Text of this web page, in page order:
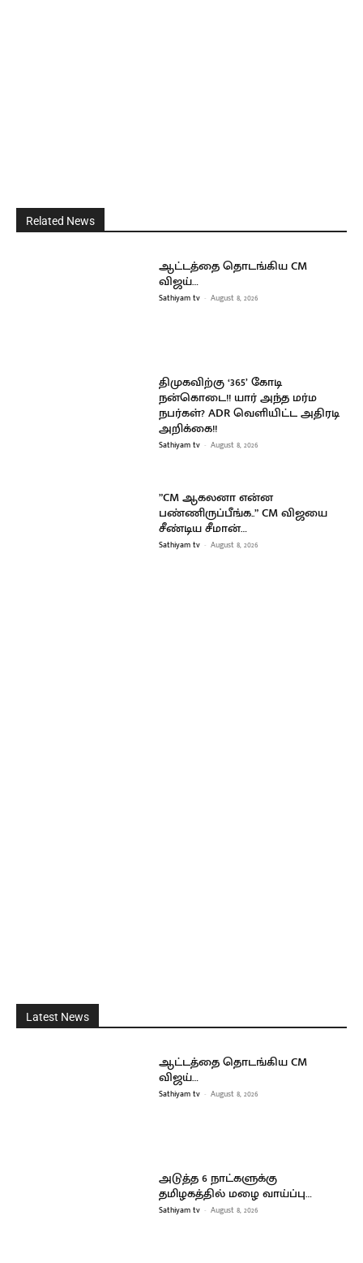
Related News
ஆட்டத்தை தொடங்கிய CM
விஜய்…
Sathiyam tv - August 8, 2026
திமுகவிற்கு ‘365’ கோடி
நன்கொடை!! யார் அந்த மர்ம
நபர்கள்? ADR வெளியிட்ட அதிரடி
அறிக்கை!!
Sathiyam tv - August 8, 2026
”CM ஆகலனா என்ன
பண்ணிருப்பீங்க..” CM விஜயை
சீண்டிய சீமான்…
Sathiyam tv - August 8, 2026
Latest News
ஆட்டத்தை தொடங்கிய CM
விஜய்…
Sathiyam tv - August 8, 2026
அடுத்த 6 நாட்களுக்கு
தமிழகத்தில் மழை வாய்ப்பு…
Sathiyam tv - August 8, 2026